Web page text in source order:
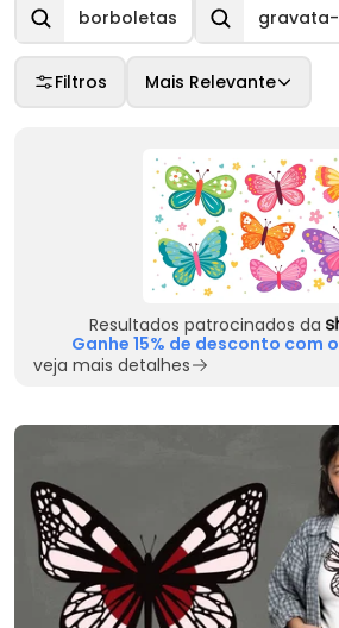
borboletas
Filtros Mais Relevante
Resultados patrocinados da
Ganhe 15% de desconto com
veja mais detalhes